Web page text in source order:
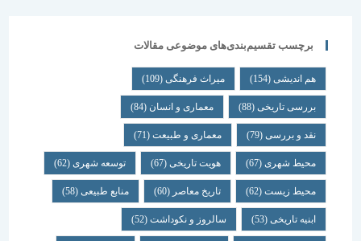
برچسب تقسیم‌بندی‌های موضوعی مقالات
هم اندیشی (154) میراث فرهنگی (109)
بررسی تاریخی (88) معماری و انسان (84)
نقد و بررسی (79) معماری و طبیعت (71)
محیط شهری(67) هویت تاریخی(67) توسعه شهری(62)
محیط زیست(62) تاریخ معاصر(60) منابع طبیعی(58)
ابنیه تاریخی(53) سالروز و نکوداشت(52)